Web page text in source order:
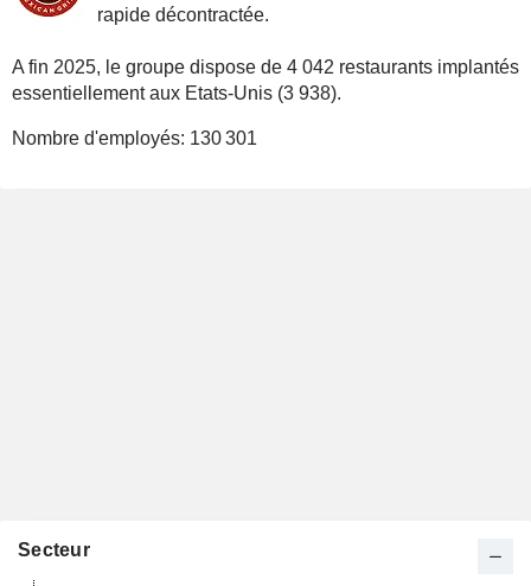
rapide décontractée.
A fin 2025, le groupe dispose de 4 042 restaurants implantés
essentiellement aux Etats-Unis (3 938).
Nombre d'employés: 130 301
Secteur